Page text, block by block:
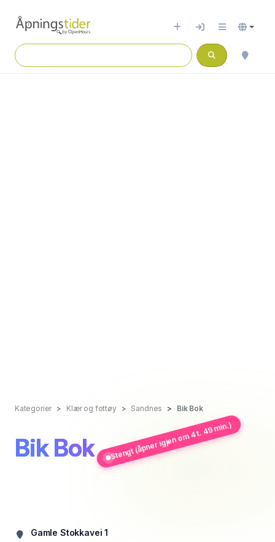
Kategorier Klær og fottøy Sandnes Bik Bok
Bik Bok Stengt (åpner igjen om 4 t. 49 min.)
Gamle Stokkavei 1